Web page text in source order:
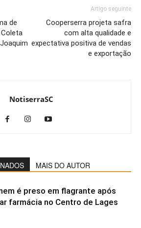
de
Artigo seguinte
Cooperserra projeta safra
com alta qualidade e
expectativa positiva de vendas
e exportação
NotiserraSC
MAIS DO AUTOR
é preso em flagrante após
farmácia no Centro de Lages